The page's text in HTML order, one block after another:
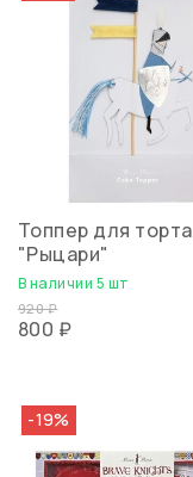
Топпер для торта
"Рыцари"
В наличии 5 шт
920 ₽
800 ₽
-19%